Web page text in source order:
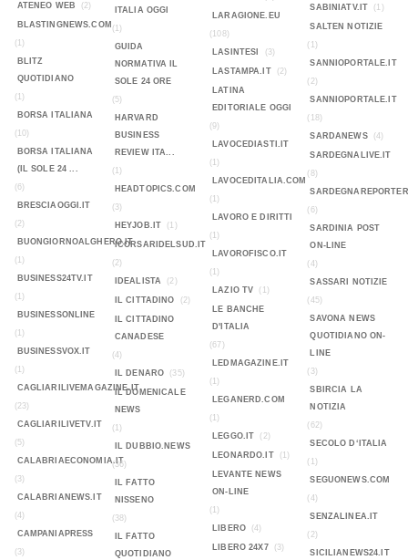
ATENEO WEB
(2)
BLASTINGNEWS.COM
(1)
BLITZ
QUOTIDIANO
(1)
BORSA ITALIANA
(10)
BORSA ITALIANA
(IL SOLE 24 ...
(6)
BRESCIAOGGI.IT
(2)
BUONGIORNOALGHERO.IT
(1)
BUSINESS24TV.IT
(1)
BUSINESSONLINE
(1)
BUSINESSVOX.IT
(1)
CAGLIARILIVEMAGAZINE.IT
(23)
CAGLIARILIVETV.IT
(5)
CALABRIAECONOMIA.IT
(3)
CALABRIANEWS.IT
(4)
CAMPANIAPRESS
(3)
ITALIA OGGI
(1)
GUIDA
NORMATIVA IL
SOLE 24 ORE
(5)
HARVARD
BUSINESS
REVIEW ITA...
(1)
HEADTOPICS.COM
(3)
HEYJOB.IT
(1)
ICORSARIDELSUD.IT
(2)
IDEALISTA
(2)
IL CITTADINO (2)
IL CITTADINO
CANADESE
(4)
IL DENARO
(35)
IL DOMENICALE
NEWS
(1)
IL DUBBIO.NEWS
(36)
IL FATTO
NISSENO
(38)
IL FATTO
QUOTIDIANO
LARAGIONE.EU
(108)
LASINTESI
(3)
LASTAMPA.IT (2)
LATINA
EDITORIALE OGGI
(9)
LAVOCEDIASTI.IT
(1)
LAVOCEDITALIA.COM
(1)
LAVORO E DIRITTI
(1)
LAVOROFISCO.IT
(1)
LAZIO TV
(1)
LE BANCHE
D'ITALIA
(67)
LEDMAGAZINE.IT
(1)
LEGANERD.COM
(1)
LEGGO.IT
(2)
LEONARDO.IT (1)
LEVANTE NEWS
ON-LINE
(1)
LIBERO
(4)
LIBERO 24X7 (3)
SABINIATV.IT (1)
SALTEN NOTIZIE
(1)
SANNIOPORTALE.IT
(2)
SANNIOPORTALE.IT
(18)
SARDANEWS
(4)
SARDEGNALIVE.IT
(8)
(6)
SARDINIA POST
ON-LINE
(4)
SASSARI NOTIZIE
(45)
SAVONA NEWS
QUOTIDIANO ON-
LINE
(3)
SBIRCIA LA
NOTIZIA
(62)
SECOLO D‘ITALIA
(1)
SEGUONEWS.COM
(4)
SENZALINEA.IT
(2)
SICILIANEWS24.IT